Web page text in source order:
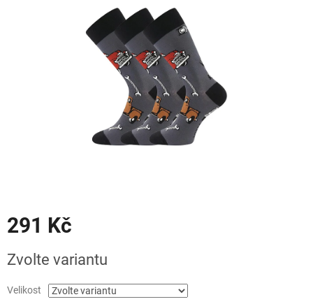
291 Kč
cena:
Zvolte variantu
Velikost